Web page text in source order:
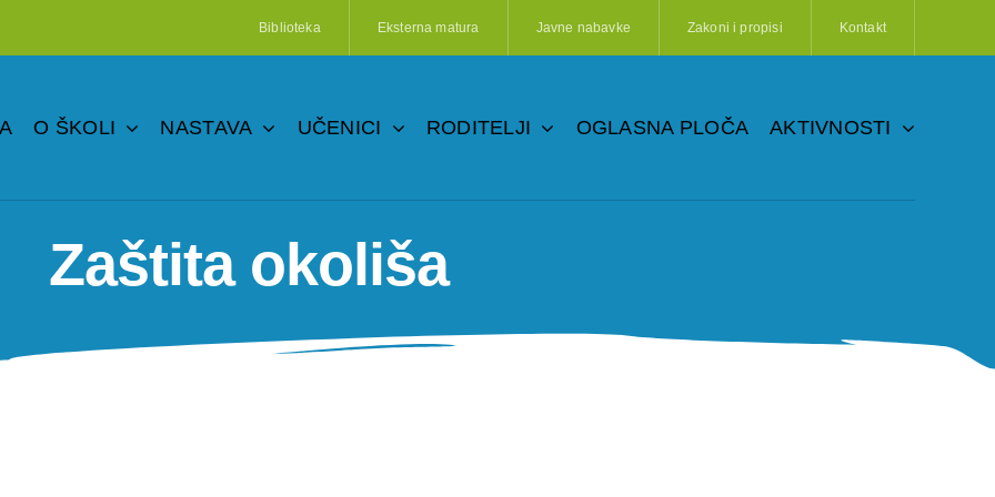
Biblioteka Eksterna matura Javne nabavke Zakoni i propisi Kontakt
O ŠKOLI NASTAVA UČENICI RODITELJI OGLASNA PLOČA AKTIVNOSTI
Zaštita okoliša